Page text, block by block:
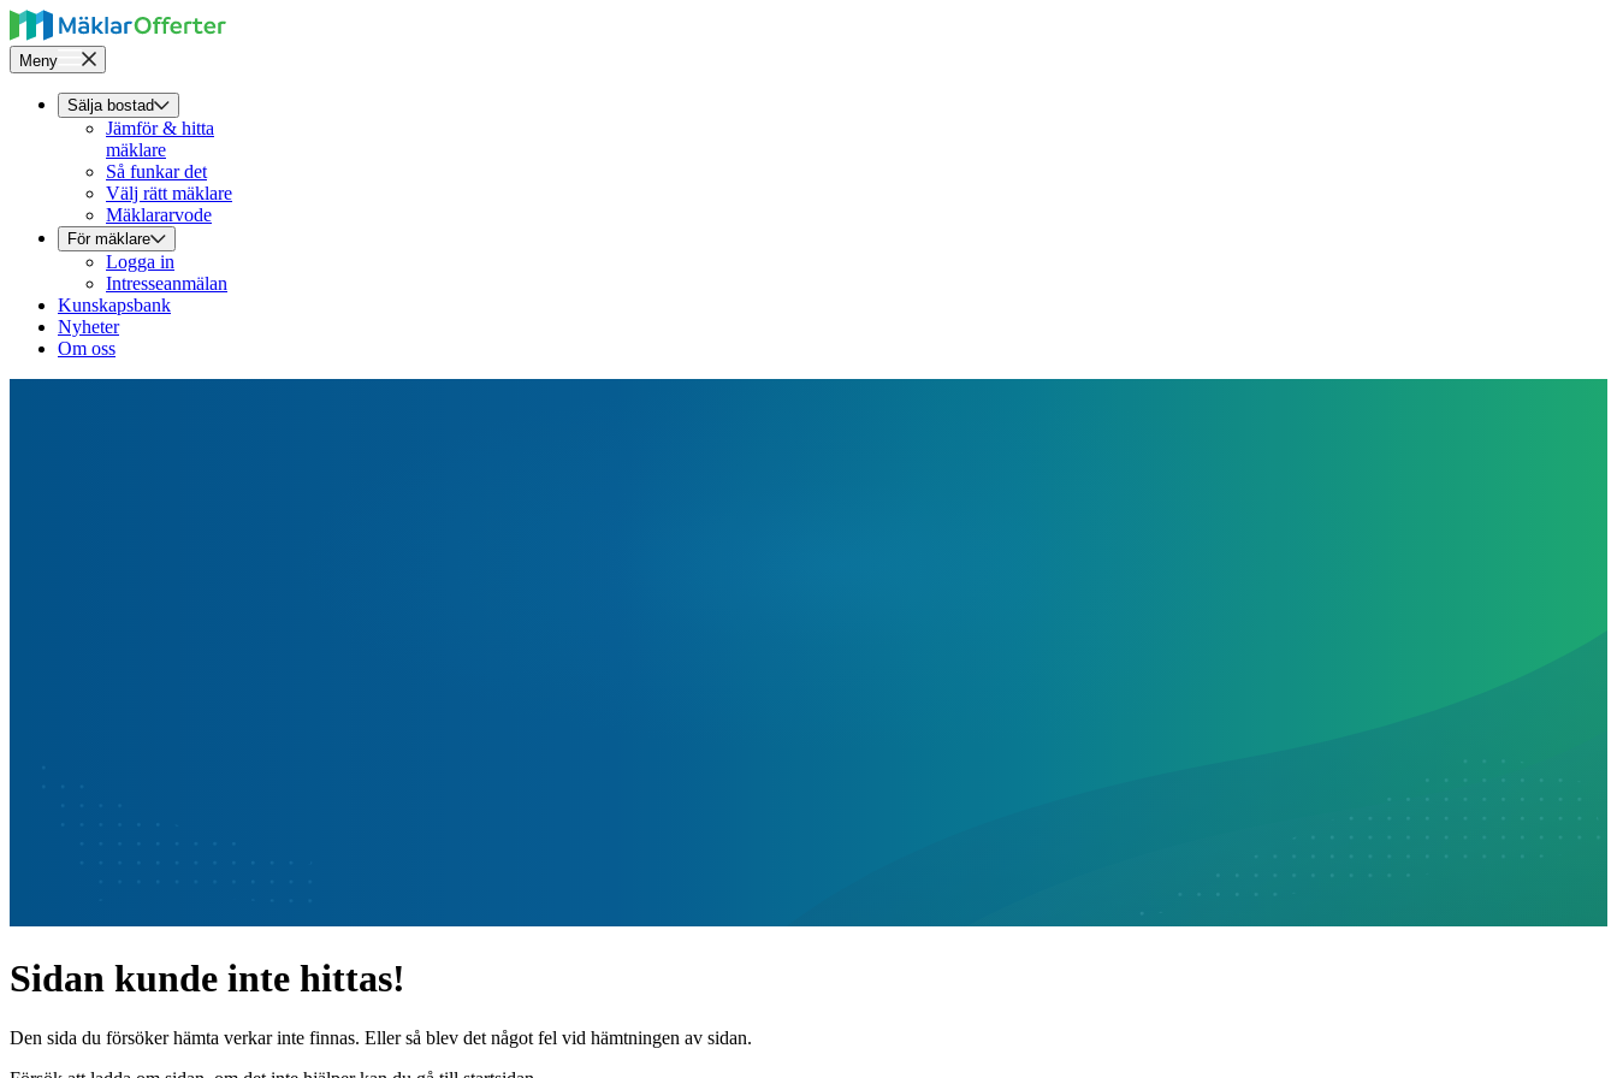
Meny
Sälja bostad
Jämför & hitta
mäklare
Så funkar det
Välj rätt mäklare
Mäklararvode
För mäklare
Logga in
Intresseanmälan
Kunskapsbank
Nyheter
Om oss
Sidan kunde inte hittas!
Den sida du försöker hämta verkar inte finnas. Eller så blev det något fel vid hämtningen av sidan.